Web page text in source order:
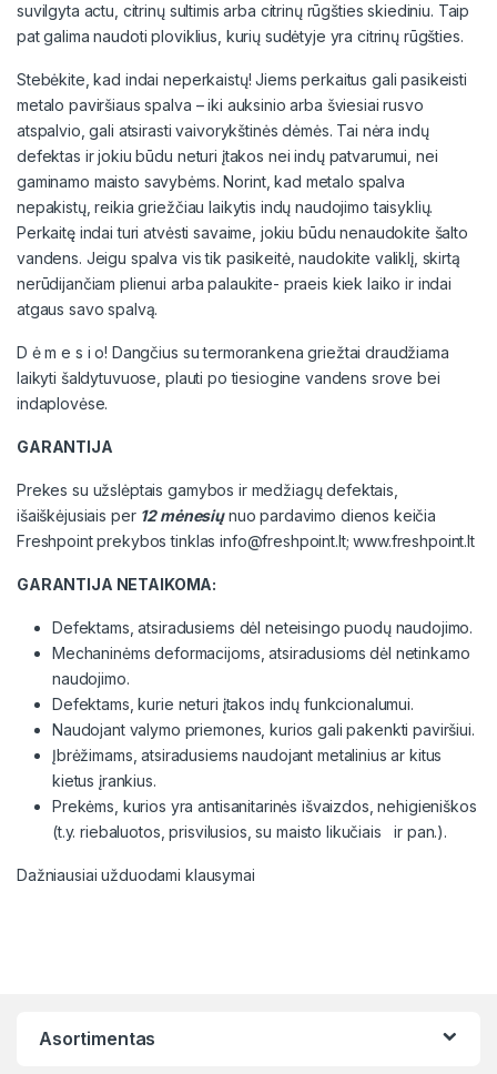
suvilgyta actu, citrinų sultimis arba citrinų rūgšties skiediniu. Taip
pat galima naudoti ploviklius, kurių sudėtyje yra citrinų rūgšties.
Stebėkite, kad indai neperkaistų! Jiems perkaitus gali pasikeisti
metalo paviršiaus spalva – iki auksinio arba šviesiai rusvo
atspalvio, gali atsirasti vaivorykštinės dėmės. Tai nėra indų
defektas ir jokiu būdu neturi įtakos nei indų patvarumui, nei
gaminamo maisto savybėms. Norint, kad metalo spalva
nepakistų, reikia griežčiau laikytis indų naudojimo taisyklių.
Perkaitę indai turi atvėsti savaime, jokiu būdu nenaudokite šalto
vandens. Jeigu spalva vis tik pasikeitė, naudokite valiklį, skirtą
nerūdijančiam plienui arba palaukite- praeis kiek laiko ir indai
atgaus savo spalvą.
D ė m e s i o! Dangčius su termorankena griežtai draudžiama
laikyti šaldytuvuose, plauti po tiesiogine vandens srove bei
indaplovėse.
GARANTIJA
Prekes su užslėptais gamybos ir medžiagų defektais,
išaiškėjusiais per 12 mėnesiųnuo pardavimo dienos keičia
Freshpoint prekybos tinklas info@freshpoint.lt; www.freshpoint.lt
GARANTIJA NETAIKOMA:
Defektams, atsiradusiems dėl neteisingo puodų naudojimo.
Mechaninėms deformacijoms, atsiradusioms dėl netinkamo
naudojimo.
Defektams, kurie neturi įtakos indų funkcionalumui.
Naudojant valymo priemones, kurios gali pakenkti paviršiui.
Įbrėžimams, atsiradusiems naudojant metalinius ar kitus
kietus įrankius.
Prekėms, kurios yra antisanitarinės išvaizdos, nehigieniškos
(t.y. riebaluotos, prisvilusios, su maisto likučiais ir pan.).
Dažniausiai užduodami klausymai
Asortimentas